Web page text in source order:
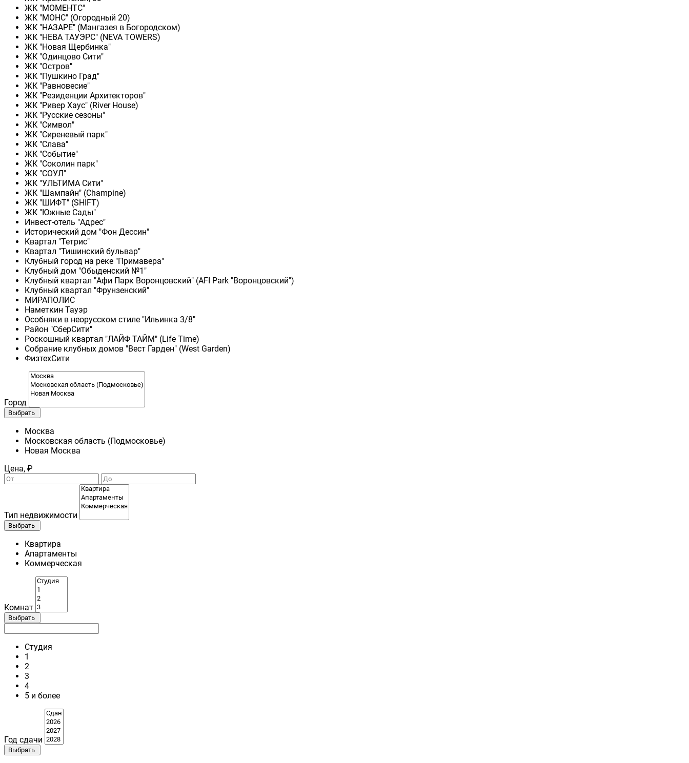
ЖК "МОМЕНТС"
ЖК "МОНС" (Огородный 20)
ЖК "НАЗАРЕ" (Мангазея в Богородском)
ЖК "НЕВА ТАУЭРС" (NEVA TOWERS)
ЖК "Новая Щербинка"
ЖК "Одинцово Сити"
ЖК "Остров"
ЖК "Пушкино Град"
ЖК "Равновесие"
ЖК "Резиденции Архитекторов"
ЖК "Ривер Хаус" (River Нouse)
ЖК "Русские сезоны"
ЖК "Символ"
ЖК "Сиреневый парк"
ЖК "Слава"
ЖК "Событие"
ЖК "Соколин парк"
ЖК "СОУЛ"
ЖК "УЛЬТИМА Сити"
ЖК "Шампайн" (Champine)
ЖК "ШИФТ" (SHIFT)
ЖК "Южные Сады"
Инвест-отель "Адрес"
Исторический дом "Фон Дессин"
Квартал "Тетрис"
Квартал "Тишинский бульвар"
Клубный город на реке "Примавера"
Клубный дом "Обыденский №1"
Клубный квартал "Афи Парк Воронцовский" (AFI Park "Воронцовский")
Клубный квартал "Фрунзенский"
МИРАПОЛИС
Наметкин Тауэр
Особняки в неорусском стиле "Ильинка 3/8"
Район "СберСити"
Роскошный квартал "ЛАЙФ ТАЙМ" (Life Time)
Собрание клубных домов "Вест Гарден" (West Garden)
ФизтехСити
Город
Выбрать
Москва
Московская область (Подмосковье)
Новая Москва
Цена, ₽
Тип недвижимости
Выбрать
Квартира
Апартаменты
Коммерческая
Комнат
Выбрать
Студия
1
2
3
4
5 и более
Год сдачи
Выбрать